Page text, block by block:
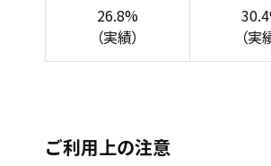
26.8%
（実績）
（実
ご利用上の注意